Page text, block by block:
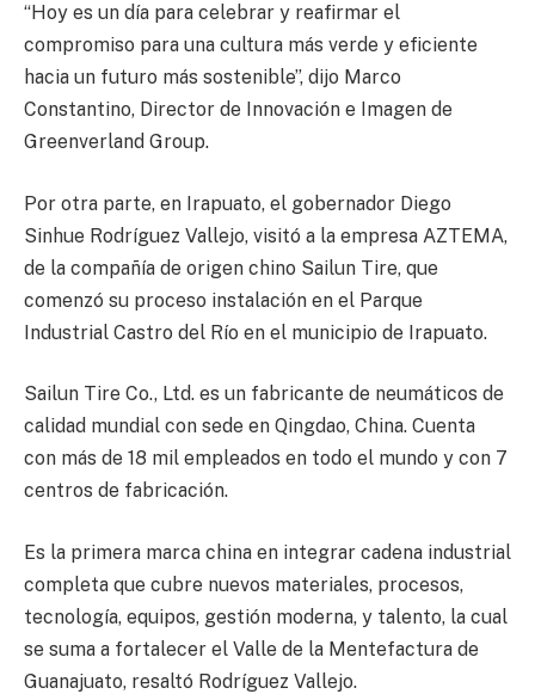
“Hoy es un día para celebrar y reafirmar el
compromiso para una cultura más verde y eficiente
hacia un futuro más sostenible”, dijo Marco
Constantino, Director de Innovación e Imagen de
Greenverland Group.
Por otra parte, en Irapuato, el gobernador Diego
Sinhue Rodríguez Vallejo, visitó a la empresa AZTEMA,
de la compañía de origen chino Sailun Tire, que
comenzó su proceso instalación en el Parque
Industrial Castro del Río en el municipio de Irapuato.
Sailun Tire Co., Ltd. es un fabricante de neumáticos de
calidad mundial con sede en Qingdao, China. Cuenta
con más de 18 mil empleados en todo el mundo y con 7
centros de fabricación.
Es la primera marca china en integrar cadena industrial
completa que cubre nuevos materiales, procesos,
tecnología, equipos, gestión moderna, y talento, la cual
se suma a fortalecer el Valle de la Mentefactura de
Guanajuato, resaltó Rodríguez Vallejo.